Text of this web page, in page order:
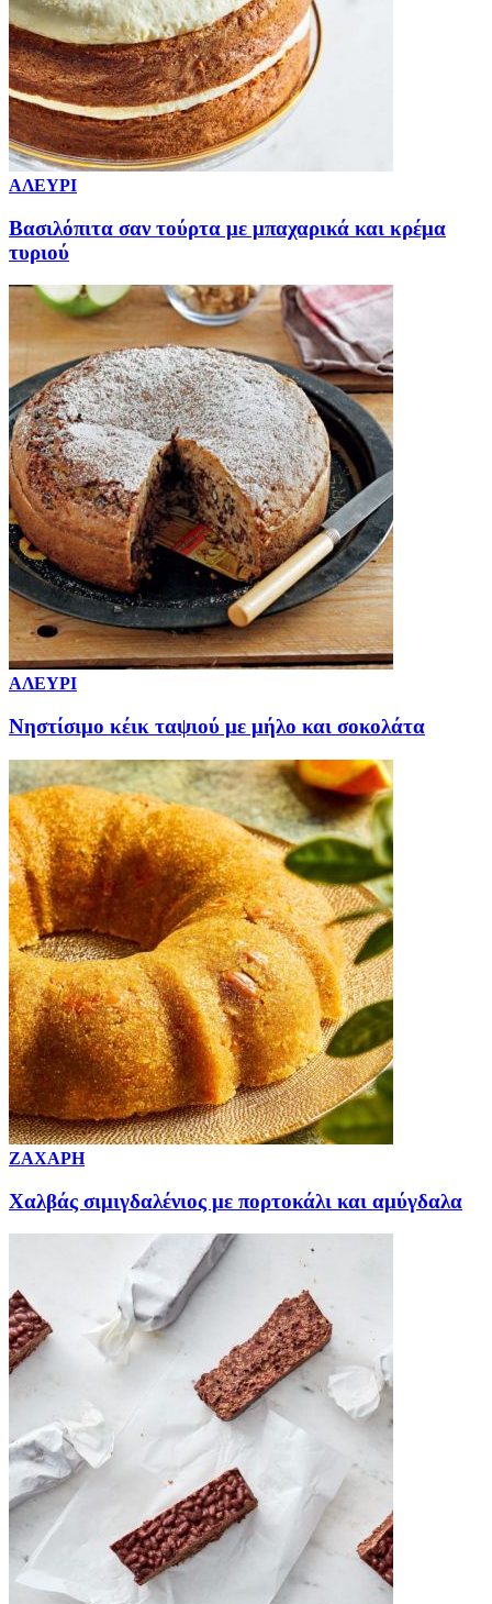
ΑΛΕΥΡΙ
Βασιλόπιτα σαν τούρτα με μπαχαρικά και κρέμα
τυριού
ΑΛΕΥΡΙ
Νηστίσιμο κέικ ταψιού με μήλο και σοκολάτα
ΖΑΧΑΡΗ
Χαλβάς σιμιγδαλένιος με πορτοκάλι και αμύγδαλα